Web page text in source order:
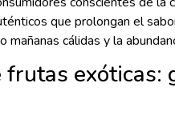
que prolongan el
mañanas cálidas y la
frutas exóticas: